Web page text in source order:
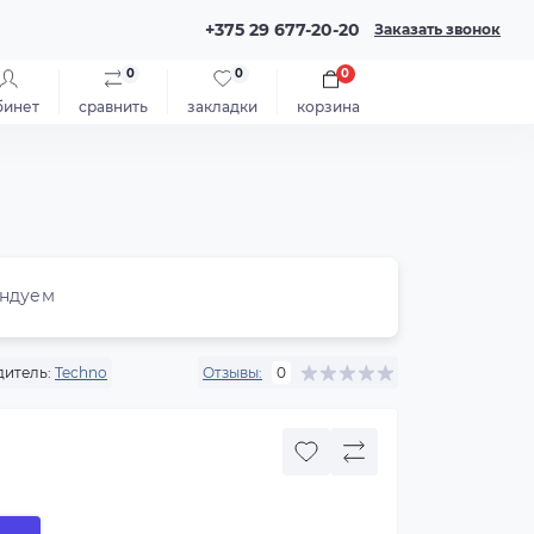
+375 29 677-20-20 Заказать звонок
сравнить
0
закладки
0
корзина
0
Techno Отзывы: 0